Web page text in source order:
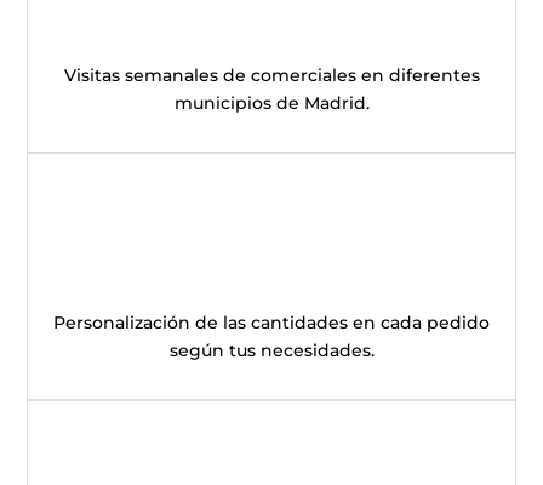
Visitas semanales de comerciales en diferentes
municipios de Madrid.
Personalización de las cantidades en cada pedido
según tus necesidades.